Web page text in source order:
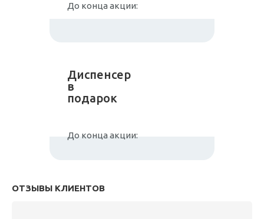
До конца акции:
Диспенсер
в
подарок
До конца акции:
ОТЗЫВЫ КЛИЕНТОВ